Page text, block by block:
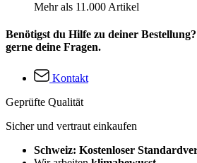
Mehr als 11.000 Artikel
Benötigst du Hilfe zu deiner
gerne deine Fragen.
Kontakt
Geprüfte Qualität
Sicher und vertraut einkaufen
Schweiz: Kostenloser